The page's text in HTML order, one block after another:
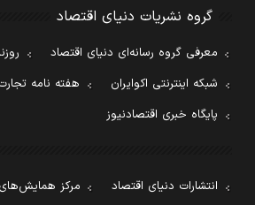
گروه نشریات دنیای اقتصاد
معرفی گروه رسانه‌ای دنیای اقتصاد
شبکه اینترنتی اکوایران
هفته نامه
پایگاه خبری اقتصادنیوز
انتشارات دنیای اقتصاد
مرکز